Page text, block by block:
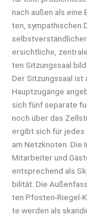
nach außen als eine
ten, sym­pa­thi­schen
selbst­ver­ständ­li­cher
ersicht­li­che,
ten Sit­zungs­saal
Der Sit­zungs­saal ist
Haupt­zu­gän­ge
sich fünf sepa­ra­te
noch über das
ergibt sich für jedes
am Netz­kno­ten.
Mit­ar­bei­ter und
ent­spre­chend als
bi­li­tät. Die
ten Pfos­ten-Rie­gel-
te wer­den als